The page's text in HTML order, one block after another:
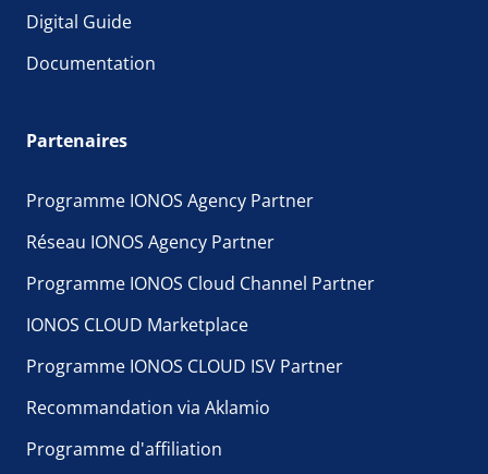
Digital Guide
Documentation
Partenaires
Programme IONOS Agency Partner
Réseau IONOS Agency Partner
Programme IONOS Cloud Channel Partner
IONOS CLOUD Marketplace
Programme IONOS CLOUD ISV Partner
Recommandation via Aklamio
Programme d'affiliation